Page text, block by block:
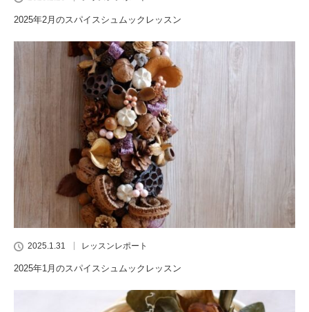
2025年2月のスパイスシュムックレッスン
2025.1.31 レッスンレポート
2025年1月のスパイスシュムックレッスン